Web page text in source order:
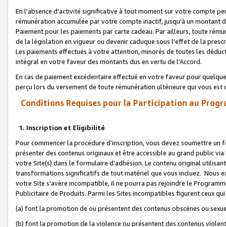
En l'absence d'activité significative à tout moment sur votre compte
rémunération accumulée par votre compte inactif, jusqu'à un montant
Paiement pour les paiements par carte cadeau. Par ailleurs, toute
de la législation en vigueur ou devenir caduque sous l’effet de la
Les paiements effectués à votre attention, minorés de toutes les
intégral en votre faveur des montants dus en vertu de l'Accord.
En cas de paiement excédentaire effectué en votre faveur pour
perçu lors du versement de toute rémunération ultérieure qui vous est
Conditions Requises pour la Participation au
1. Inscription et Eligibilité
Pour commencer la procédure d’inscription, vous devez soumettre
présenter des contenus originaux et être accessible au grand public
votre Site(s) dans le formulaire d’adhésion. Le contenu original
transformations significatifs de tout matériel que vous incluez. Nous
votre Site s'avère incompatible, il ne pourra pas rejoindre le
Publicitaire de Produits. Parmi les Sites incompatibles figurent ceux
(a) font la promotion de ou présentent des contenus obscènes ou
(b) font la promotion de la violence ou présentent des contenus